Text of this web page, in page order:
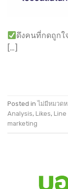
ดึงคนที่กดถูกใ
[…]
Posted inไม่มีหมวด
Analysis, Likes,
marketing